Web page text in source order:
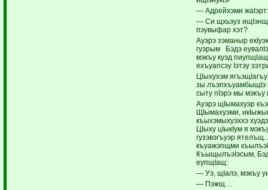
— Адрейхэми
— Си щхьэуз
пэувыфар хэт?
Ауэрэ зэманыр
гуэрым Бэдэ
мэкъу куэд
ехъуапсэу Iэтэу
ЦIыхухэм
зы лъэпхъуамбыщIэ
сыту пIэрэ мы
Ауэрэ щIымахуэр
ЩIымахуэми,
къыхэмыхуэххэ
ЦIыху цIыкIум я
гузэвэгъуэр ятелъщ.
къуажэпщми
КъыщылъэIэсым,
еупщIащ:
— Уэ, щIалэ, мэкъу
— Пэжщ…